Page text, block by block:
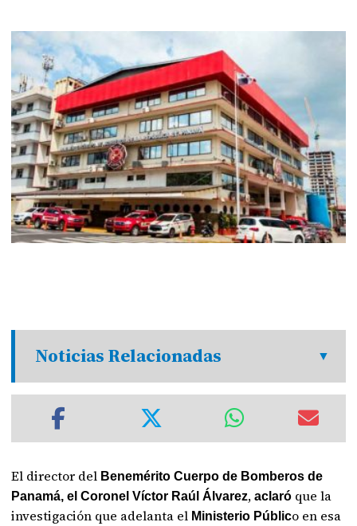
Noticias Relacionadas
El director del Benemérito Cuerpo de Bomberos de
Panamá, el Coronel Víctor Raúl Álvarez, aclaró que la
investigación que adelanta el Ministerio Público en esa